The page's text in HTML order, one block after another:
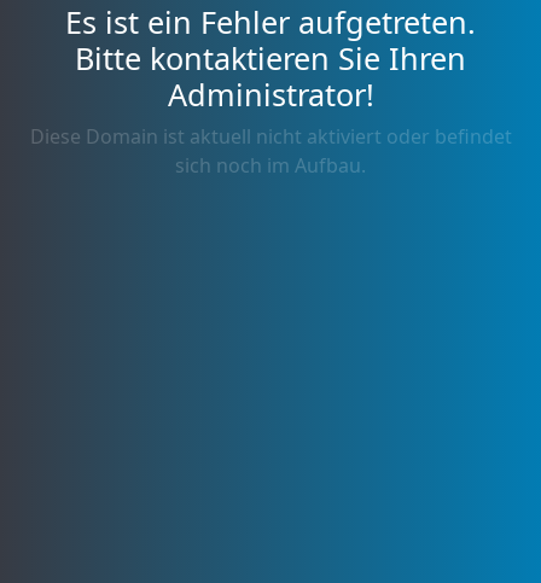
Es ist ein Fehler aufgetreten.
Bitte kontaktieren Sie Ihren
Administrator!
Diese Domain ist aktuell nicht aktiviert oder befindet
sich noch im Aufbau.